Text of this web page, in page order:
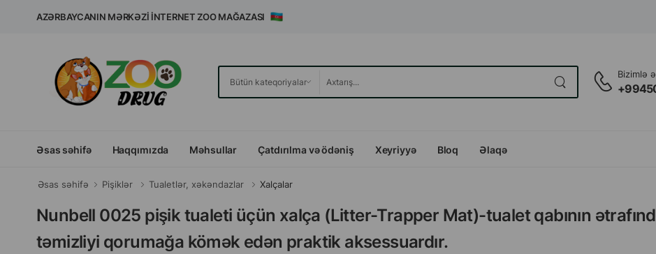
AZƏRBAYCANIN MƏRKƏZI İNTERNET ZOO MAĞAZASI
Bizimlə
Əsas səhifə Haqqımızda Məhsullar Çatdırılma və ödəniş Xeyriyyə Bloq Əlaqə
Əsas səhifə Pişiklər Tualetlər, xəkəndazlar Xalçalar
Nunbell 0025 pişik tualeti üçün xalça (Litter-Trapper Mat)-tualet qabının
təmizliyi qorumağa kömək edən praktik aksessuardır.